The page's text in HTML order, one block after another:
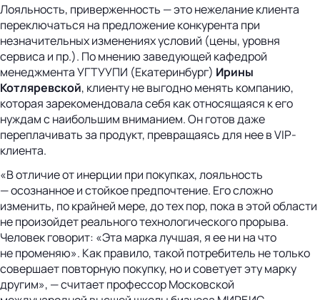
Лояльность, приверженность — это нежелание клиента
переключаться на предложение конкурента при
незначительных изменениях условий (цены, уровня
сервиса и пр.). По мнению заведующей кафедрой
менеджмента УГТУУПИ (Екатеринбург) Ирины
Котляревской, клиенту не выгодно менять компанию,
которая зарекомендовала себя как относящаяся к его
нуждам с наибольшим вниманием. Он готов даже
переплачивать за продукт, превращаясь для нее в VIP-
клиента.
«В отличие от инерции при покупках, лояльность
— осознанное и стойкое предпочтение. Его сложно
изменить, по крайней мере, до тех пор, пока в этой области
не произойдет реального технологического прорыва.
Человек говорит: «Эта марка лучшая, я ее ни на что
не променяю». Как правило, такой потребитель не только
совершает повторную покупку, но и советует эту марку
другим», — считает профессор Московской